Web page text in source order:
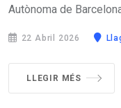
Autònoma de
22 Abril 2026
LLEGIR MÉS